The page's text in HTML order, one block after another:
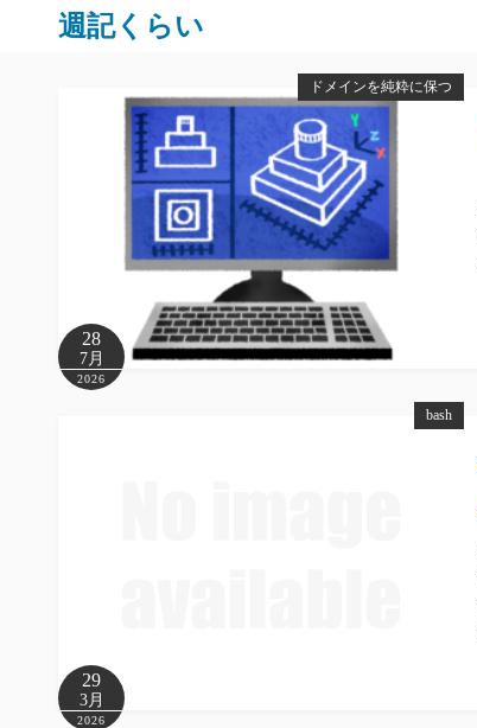
週記くらい
ドメインを純粋に保つ
28
7月
2026
bash
29
3月
2026